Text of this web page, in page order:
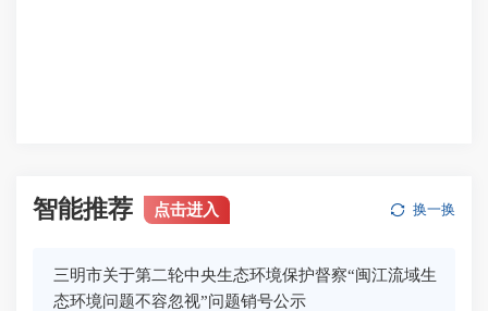
智能推荐 点击进入 换一换
三明市关于第二轮中央生态环境保护督察“闽江流域生
态环境问题不容忽视”问题销号公示